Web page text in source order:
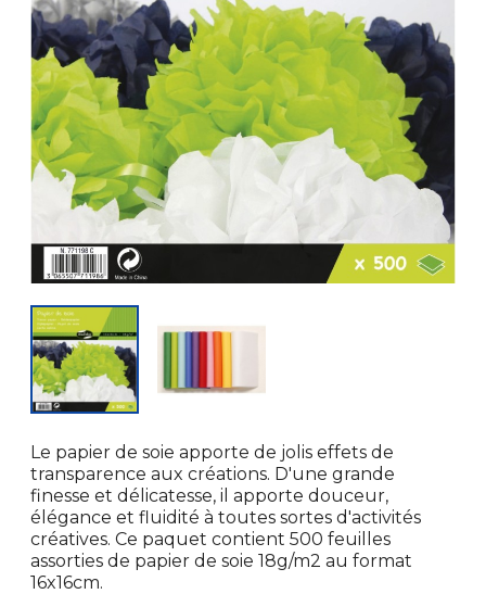
Le papier de soie apporte de jolis effets de
transparence aux créations. D'une grande
finesse et délicatesse, il apporte douceur,
élégance et fluidité à toutes sortes d'activités
créatives. Ce paquet contient 500 feuilles
assorties de papier de soie 18g/m2 au format
16x16cm.